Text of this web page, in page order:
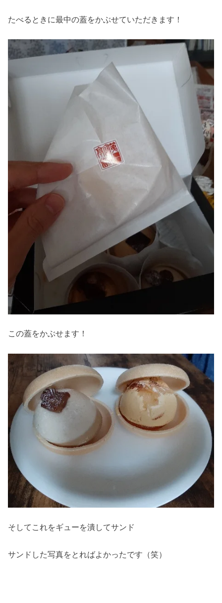
たべるときに最中の蓋をかぶせていただきます！
この蓋をかぶせます！
そしてこれをギューを潰してサンド
サンドした写真をとればよかったです（笑）